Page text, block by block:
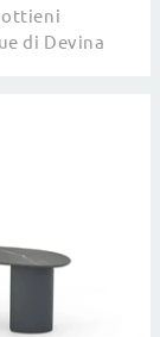
ottieni
di Devina